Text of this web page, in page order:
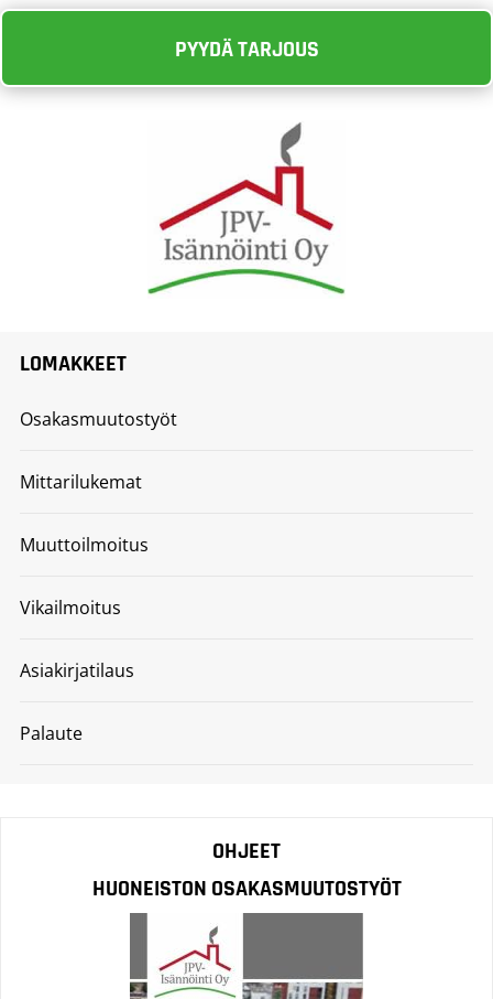
PYYDÄ TARJOUS
LOMAKKEET
Osakasmuutostyöt
Mittarilukemat
Muuttoilmoitus
Vikailmoitus
Asiakirjatilaus
Palaute
OHJEET
HUONEISTON OSAKASMUUTOSTYÖT